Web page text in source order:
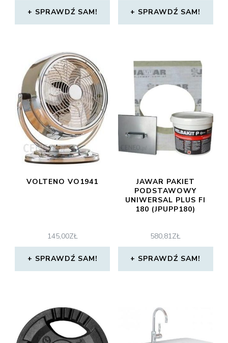
SPRAWDŹ SAM! SPRAWDŹ SAM!
VOLTENO VO1941
145,00ZŁ
SPRAWDŹ SAM!
JAWAR PAKIET
PODSTAWOWY
UNIWERSAL PLUS FI
180 (JPUPP180)
580,81ZŁ
SPRAWDŹ SAM!